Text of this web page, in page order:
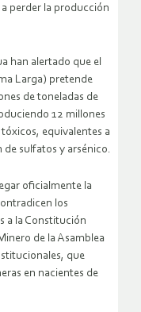
perder la producción
han alertado que el
Larga) pretende
de toneladas de
12 millones
equivalentes a
sulfatos y arsénico.
oficialmente la
los
a la Constitución
de la Asamblea
que
en nacientes de